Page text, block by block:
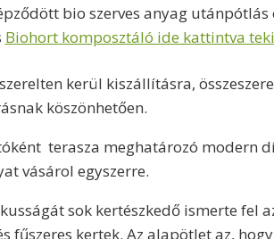
bio szerves anyag utánpótlás
Biohort komposztáló ide kattintva
kerül kiszállításra,
köszönhetően.
terasza meghatározó modern
vásárol egyszerre.
sok kertészkedő ismerte fel
fűszeres kertek. Az alapötlet az,